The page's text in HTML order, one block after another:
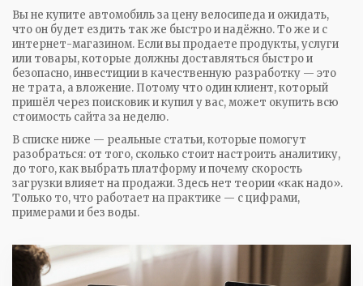
Вы не купите автомобиль за цену велосипеда и ожидать,
что он будет ездить так же быстро и надёжно. То же и с
интернет-магазином. Если вы продаете продукты, услуги
или товары, которые должны доставляться быстро и
безопасно, инвестиции в качественную разработку — это
не трата, а вложение. Потому что один клиент, который
пришёл через поисковик и купил у вас, может окупить всю
стоимость сайта за неделю.
В списке ниже — реальные статьи, которые помогут
разобраться: от того, сколько стоит настроить аналитику,
до того, как выбрать платформу и почему скорость
загрузки влияет на продажи. Здесь нет теории «как надо».
Только то, что работает на практике — с цифрами,
примерами и без воды.